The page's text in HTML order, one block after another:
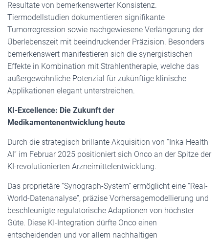
Resultate von bemerkenswerter Konsistenz.
Tiermodellstudien dokumentieren signifikante
Tumorregression sowie nachgewiesene Verlängerung der
Überlebenszeit mit beeindruckender Präzision. Besonders
bemerkenswert manifestieren sich die synergistischen
Effekte in Kombination mit Strahlentherapie, welche das
außergewöhnliche Potenzial für zukünftige klinische
Applikationen elegant unterstreichen.
KI-Excellence: Die Zukunft der
Medikamentenentwicklung heute
Durch die strategisch brillante Akquisition von “Inka Health
AI” im Februar 2025 positioniert sich Onco an der Spitze der
KI-revolutionierten Arzneimittelentwicklung.
Das proprietäre “Synograph-System” ermöglicht eine “Real-
World-Datenanalyse”, präzise Vorhersagemodellierung und
beschleunigte regulatorische Adaptionen von höchster
Güte. Diese KI-Integration dürfte Onco einen
entscheidenden und vor allem nachhaltigen